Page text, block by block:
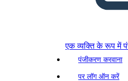
एक व्यक्ति के रूप में
पंजीकरण करवाना
पर लॉग ऑन करें